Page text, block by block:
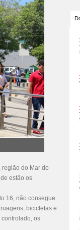
do Mar do
estão os
16, não consegue
bicicletas e
os